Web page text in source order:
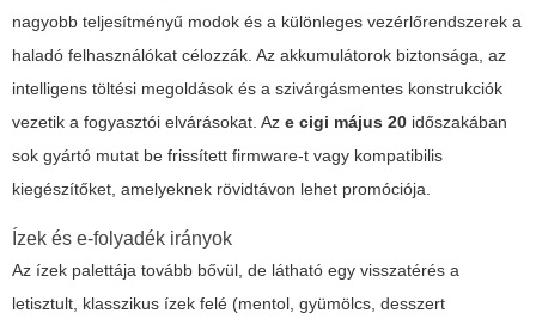
nagyobb teljesítményű modok és a különleges vezérlőrendszerek a
haladó felhasználókat célozzák. Az akkumulátorok biztonsága, az
intelligens töltési megoldások és a szivárgásmentes konstrukciók
vezetik a fogyasztói elvárásokat. Az e cigi május 20 időszakában
sok gyártó mutat be frissített firmware-t vagy kompatibilis
kiegészítőket, amelyeknek rövidtávon lehet promóciója.
Ízek és e-folyadék irányok
Az ízek palettája tovább bővül, de látható egy visszatérés a
letisztult, klasszikus ízek felé (mentol, gyümölcs, desszert